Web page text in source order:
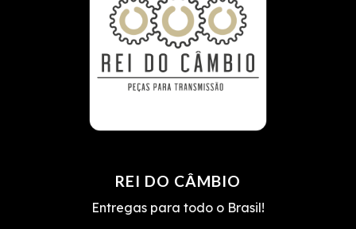
REI DO CÂMBIO
Entregas para todo o Brasil!